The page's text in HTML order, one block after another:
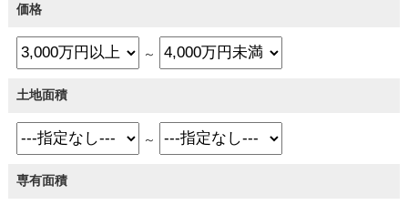
価格
～
土地面積
～
専有面積